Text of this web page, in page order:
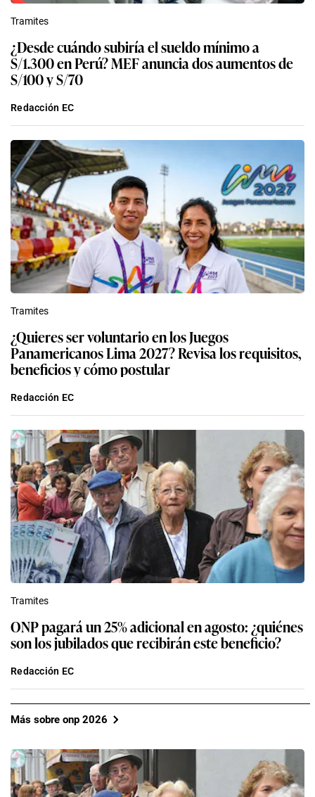
Tramites
¿Desde cuándo subiría el sueldo mínimo a
S/1.300 en Perú? MEF anuncia dos aumentos de
S/100 y S/70
Redacción EC
Tramites
¿Quieres ser voluntario en los Juegos
Panamericanos Lima 2027? Revisa los requisitos,
beneficios y cómo postular
Redacción EC
Tramites
ONP pagará un 25% adicional en agosto: ¿quiénes
son los jubilados que recibirán este beneficio?
Redacción EC
Más sobre onp 2026